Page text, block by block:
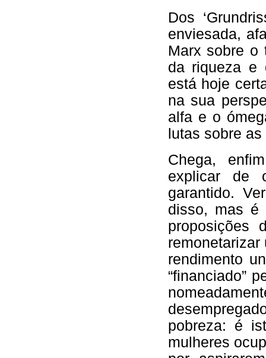
Dos
enviesada,
Marx sobre o
da riqueza e
está hoje
na sua
alfa e o
lutas sobre
Chega,
explicar de
garantido.
disso, mas é
proposições
rendimento
“financiado”
pobreza: é
mulheres